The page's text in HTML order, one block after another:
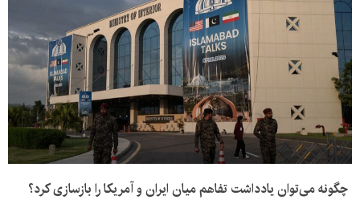
چگونه می‌توان یادداشت تفاهم میان ایران و آمریکا را بازسازی کرد؟